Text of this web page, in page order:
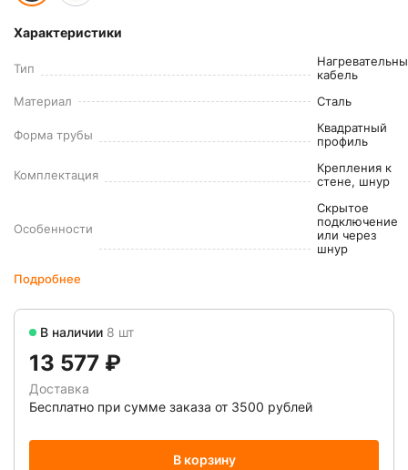
Характеристики
Тип
кабель
Материал
Сталь
Форма трубы
Квадратный
профиль
Комплектация
Крепления к
стене, шнур
Особенности
Скрытое
подключение
или через
шнур
Подробнее
В наличии 8 шт
13 577 ₽
Доставка
Бесплатно при сумме заказа от 3500 рублей
В корзину